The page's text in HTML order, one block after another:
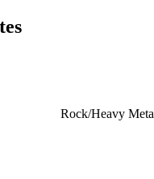
Rock/Heavy